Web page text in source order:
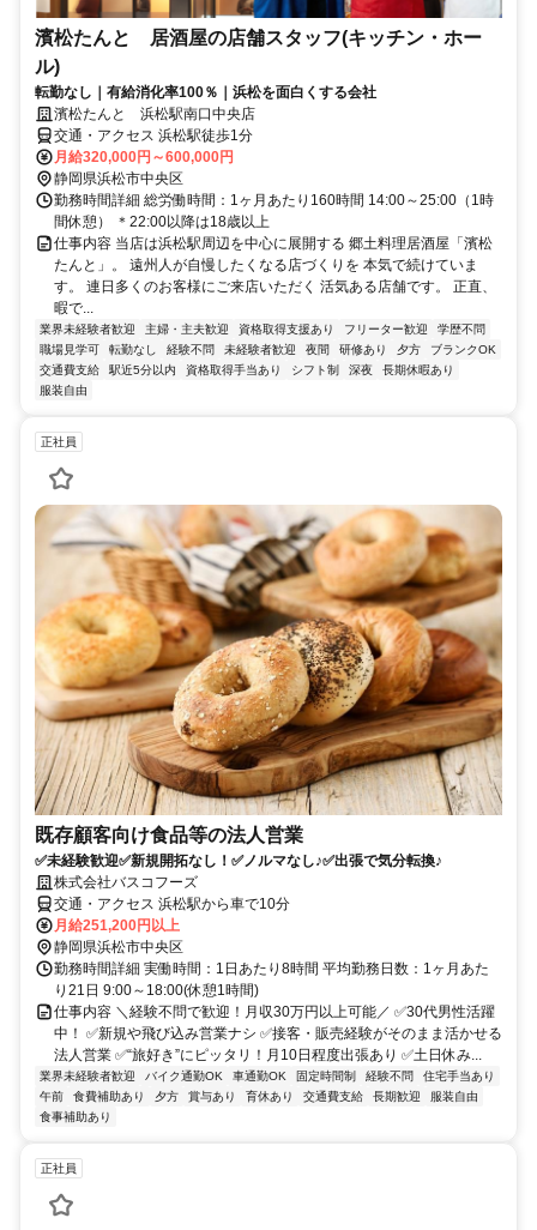
濱松たんと 居酒屋の店舗スタッフ(キッチン・ホー
ル)
転勤なし｜有給消化率100％｜浜松を面白くする会社
濱松たんと 浜松駅南口中央店
交通・アクセス 浜松駅徒歩1分
月給320,000円～600,000円
静岡県浜松市中央区
勤務時間詳細 総労働時間：1ヶ月あたり160時間 14:00～25:00（1時
間休憩） ＊22:00以降は18歳以上
仕事内容 当店は浜松駅周辺を中心に展開する 郷土料理居酒屋「濱松
たんと」。 遠州人が自慢したくなる店づくりを 本気で続けていま
す。 連日多くのお客様にご来店いただく 活気ある店舗です。 正直、
暇で...
業界未経験者歓迎 主婦・主夫歓迎 資格取得支援あり フリーター歓迎
学歴不問
職場見学可
転勤なし 経験不問 未経験者歓迎 夜間 研修あり 夕方
ブランクOK
交通費支給
駅近5分以内 資格取得手当あり シフト制 深夜
長期休暇あり
服装自由
正社員
既存顧客向け食品等の法人営業
✅未経験歓迎✅新規開拓なし！✅ノルマなし♪✅出張で気分転換♪
株式会社バスコフーズ
交通・アクセス 浜松駅から車で10分
月給251,200円以上
静岡県浜松市中央区
勤務時間詳細 実働時間：1日あたり8時間 平均勤務日数：1ヶ月あた
り21日 9:00～18:00(休憩1時間)
仕事内容 ＼経験不問で歓迎！月収30万円以上可能／ ✅30代男性活躍
中！ ✅新規や飛び込み営業ナシ ✅接客・販売経験がそのまま活かせる
法人営業 ✅“旅好き”にピッタリ！月10日程度出張あり ✅土日休み...
業界未経験者歓迎 バイク通勤OK 車通勤OK 固定時間制 経験不問
住宅手当あり
午前
食費補助あり 夕方 賞与あり 育休あり 交通費支給 長期歓迎
服装自由
食事補助あり
正社員